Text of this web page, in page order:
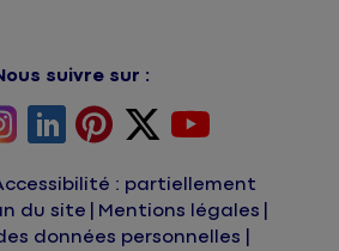
suivre sur :
: partiellement
du site
Mentions légales
données personnelles